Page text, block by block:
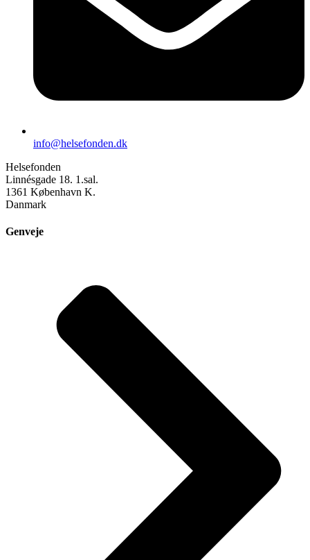
info@helsefonden.dk
Helsefonden
Linnésgade 18. 1.sal.
1361 København K.
Danmark
Genveje